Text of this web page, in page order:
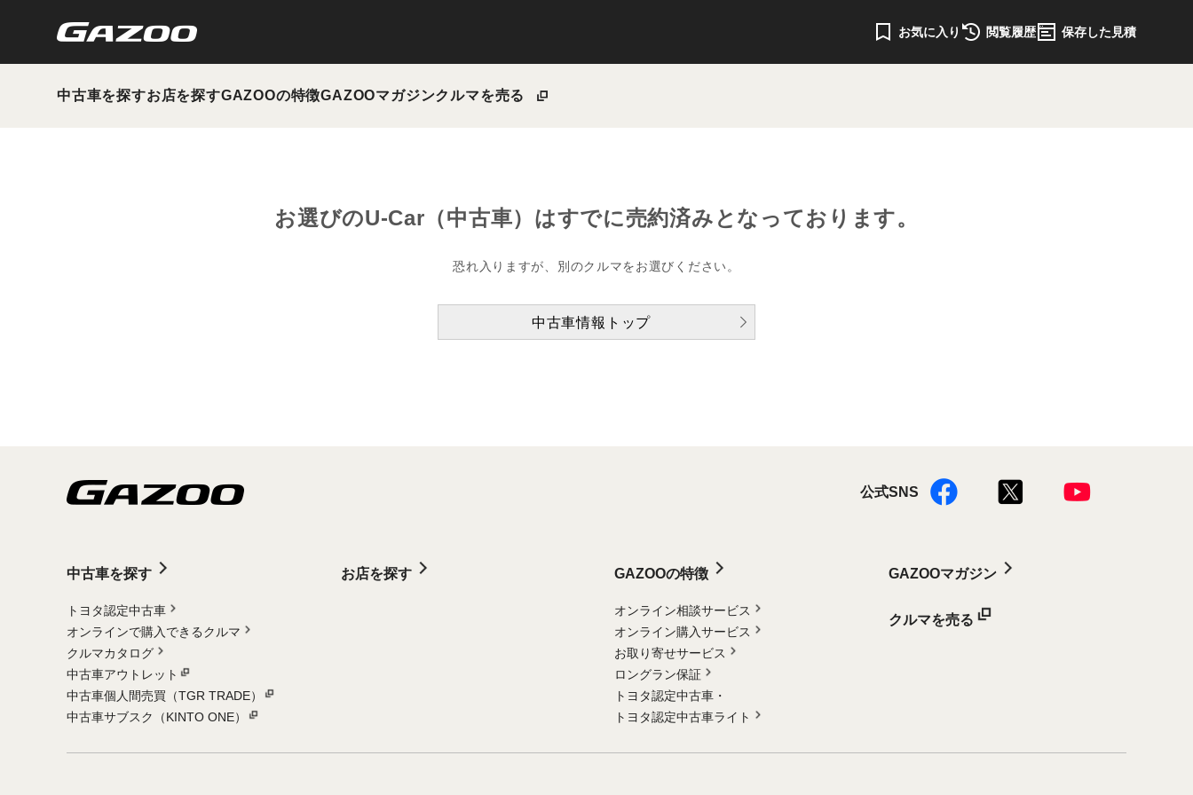
お気に入り 閲覧履歴 保存した見積
中古車を探すお店を探すGAZOOの特徴GAZOOマガジンクルマを売る
お選びのU-Car（中古車）はすでに売約済みとなっております。
恐れ入りますが、別のクルマをお選びください。
中古車情報トップ
公式SNS
中古車を探す
トヨタ認定中古車
オンラインで購入できるクルマ
クルマカタログ
中古車アウトレット
中古車個人間売買（TGR TRADE）
中古車サブスク（KINTO ONE）
お店を探す GAZOOの特徴
オンライン相談サービス
オンライン購入サービス
お取り寄せサービス
ロングラン保証
トヨタ認定中古車・
トヨタ認定中古車ライト
GAZOOマガジン
クルマを売る